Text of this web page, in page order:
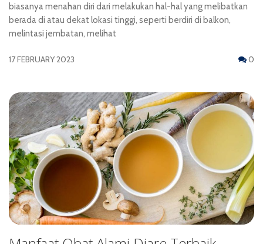
biasanya menahan diri dari melakukan hal-hal yang melibatkan
berada di atau dekat lokasi tinggi, seperti berdiri di balkon,
melintasi jembatan, melihat
17 FEBRUARY 2023 0